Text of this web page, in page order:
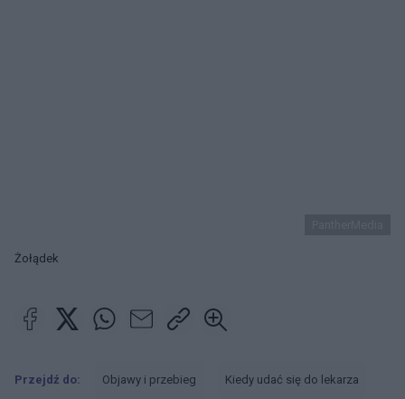
Żołądek
Przejdź do: Objawy i przebieg Kiedy udać się do lekarza